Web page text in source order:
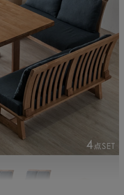
10/23/2025
した。畳を傷つけないようにカー
ブル脚裏の高さ調節具は完全にフ
ト無しでもいけそうです。夏は畳
です。設置も丁寧＆スピーディで
輸入品のためか、当初のお届け予
たので、余裕をもって注文した
買い物ができました。